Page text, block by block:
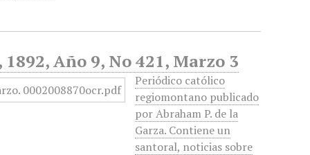
Año 9, No 421, Marzo 3
Periódico católico
regiomontano publicado
por Abraham P. de la
Garza. Contiene un
santoral, noticias sobre